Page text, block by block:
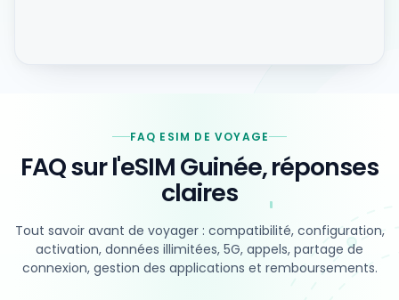
FAQ ESIM DE VOYAGE
FAQ sur l'eSIM Guinée,réponses
claires
Tout savoir avant de voyager : compatibilité, configuration,
activation, données illimitées, 5G, appels, partage de
connexion, gestion des applications et remboursements.